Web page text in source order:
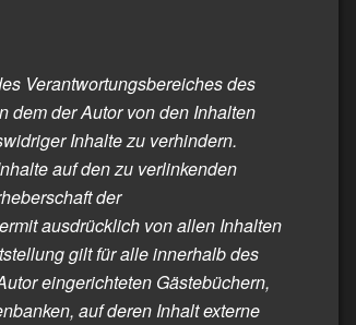
Verantwortungsbereiches des
dem der Autor von den Inhalten
Inhalte zu verhindern.
auf den zu verlinkenden
der
ausdrücklich von allen Inhalten
gilt für alle innerhalb des
eingerichteten Gästebüchern,
auf deren Inhalt externe